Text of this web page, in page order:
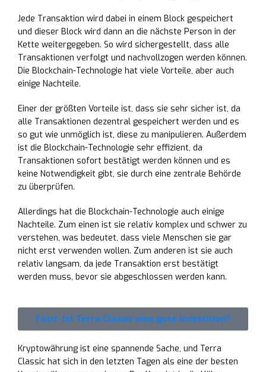
Jede Transaktion wird dabei in einem Block gespeichert
und dieser Block wird dann an die nächste Person in der
Kette weitergegeben. So wird sichergestellt, dass alle
Transaktionen verfolgt und nachvollzogen werden können.
Die Blockchain-Technologie hat viele Vorteile, aber auch
einige Nachteile.
Einer der größten Vorteile ist, dass sie sehr sicher ist, da
alle Transaktionen dezentral gespeichert werden und es
so gut wie unmöglich ist, diese zu manipulieren. Außerdem
ist die Blockchain-Technologie sehr effizient, da
Transaktionen sofort bestätigt werden können und es
keine Notwendigkeit gibt, sie durch eine zentrale Behörde
zu überprüfen.
Allerdings hat die Blockchain-Technologie auch einige
Nachteile. Zum einen ist sie relativ komplex und schwer zu
verstehen, was bedeutet, dass viele Menschen sie gar
nicht erst verwenden wollen. Zum anderen ist sie auch
relativ langsam, da jede Transaktion erst bestätigt
werden muss, bevor sie abgeschlossen werden kann.
Fazit: Ist Terra Classic eine gute Investition?
Kryptowährung ist eine spannende Sache, und Terra
Classic hat sich in den letzten Tagen als eine der besten